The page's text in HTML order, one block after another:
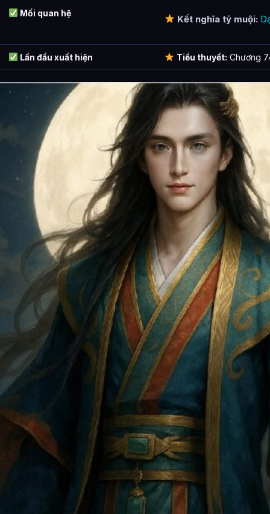
Mối quan hệ
Kết nghĩa tỷ muội:
Lần đầu xuất hiện Tiểu thuyết: Chương